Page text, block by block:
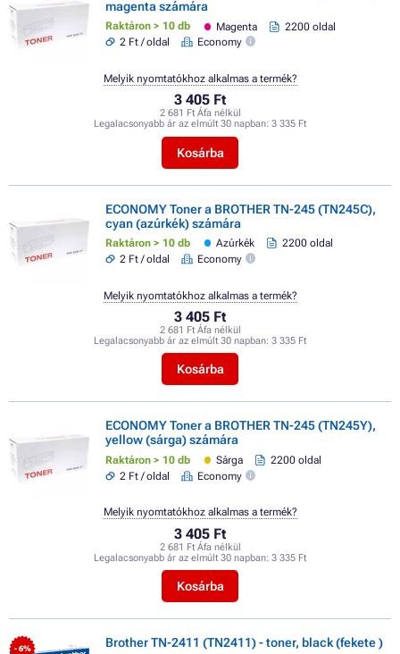
magenta számára
Raktáron > 10 db Magenta
2200 oldal
2 Ft / oldal
Economy
3 405 Ft
2 681 Ft Áfa nélkül
Legalacsonyabb ár az elmúlt 30 napban: 3 335 Ft
Kosárba
Melyik nyomtatókhoz alkalmas a termék?
ECONOMY Toner a BROTHER TN-245 (TN245C),
cyan (azúrkék) számára
Raktáron > 10 db Azúrkék
2200 oldal
2 Ft / oldal
Economy
3 405 Ft
2 681 Ft Áfa nélkül
Legalacsonyabb ár az elmúlt 30 napban: 3 335 Ft
Kosárba
Melyik nyomtatókhoz alkalmas a termék?
ECONOMY Toner a BROTHER TN-245 (TN245Y),
yellow (sárga) számára
Raktáron > 10 db Sárga
2200 oldal
2 Ft / oldal
Economy
3 405 Ft
2 681 Ft Áfa nélkül
Legalacsonyabb ár az elmúlt 30 napban: 3 335 Ft
Kosárba
Melyik nyomtatókhoz alkalmas a termék?
- 6% Brother TN-2411 (TN2411) - toner, black (fekete )